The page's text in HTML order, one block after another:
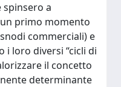
a
primo momento
commerciali) e
i loro diversi “cicli di
il concetto
determinante